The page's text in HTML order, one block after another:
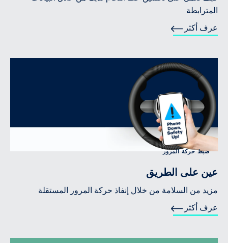
المترابطة
عرف أكثر
ضبط حركة المرور
عين على الطريق
مزيد من السلامة من خلال إنفاذ حركة المرور المستقلة
عرف أكثر